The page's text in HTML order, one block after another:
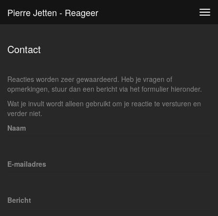
Pierre Jetten - Reageer
Contact
Reacties worden zeer gewaardeerd. Heb je vragen of
opmerkingen, stuur dan een bericht via het formulier hieronder.
Wat je invult wordt alleen gebruikt om je reactie te versturen en
verder niet.
Naam
E-mailadres
Bericht